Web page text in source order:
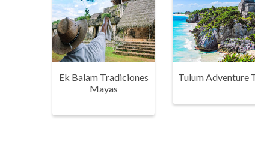
Ek Balam Tradiciones
Mayas
Tulum Adventure